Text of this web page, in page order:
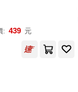
/ Caruso 1873)
: 439 元